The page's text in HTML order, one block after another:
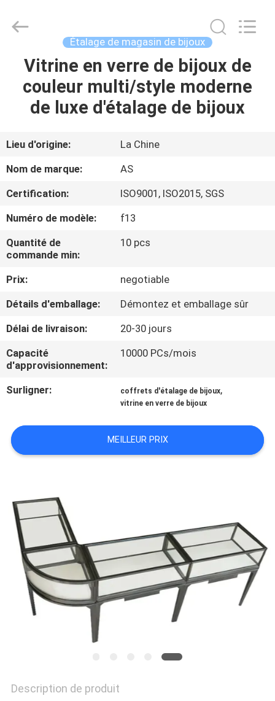
MAISON
PRODUITS
VIDÉOS
SUJET
DE
NOUS
VISITE
D'USINE
CONTRÔLE
DE
QUALITÉ
CONTACTEZ-
NOUS
UNE
CITATION
PLAN
SITE
Display
Shelves
Reserved.
Étalage de magasin de bijoux
Vitrine en verre de bijoux de
couleur multi/style moderne
de luxe d'étalage de bijoux
Lieu d'origine:
La Chine
Nom de marque:
AS
Certification:
ISO9001, ISO2015, SGS
Numéro de modèle:
f13
Quantité de
commande min:
10 pcs
Prix:
negotiable
Détails d'emballage:
Démontez et emballage sûr
Délai de livraison:
20-30 jours
Capacité
d'approvisionnement:
10000 PCs/mois
Surligner: coffrets d'étalage de bijoux,
vitrine en verre de bijoux
MEILLEUR PRIX
Description de produit